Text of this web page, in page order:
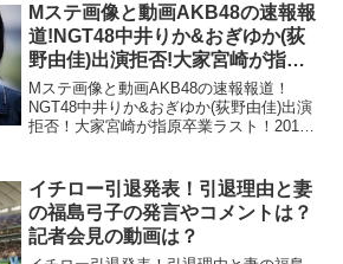
Mステ画像と動画AKB48の速報報
道!NGT48中井りか&おぎゆか(荻
野由佳)出演拒否!大家宮崎が指原
卒業ラスト!2019年4月26日ツイ
ッターも!
Mステ画像と動画AKB48の速報報道！
NGT48中井りか&おぎゆか(荻野由佳)出演
拒否！大家宮崎が指原卒業ラスト！2019
炎上しています。インスタグラムやツイ
ッター、...
イチロー引退発表！引退理由と妻
の福島弓子の発言やコメントは？
記者会見の動画は？